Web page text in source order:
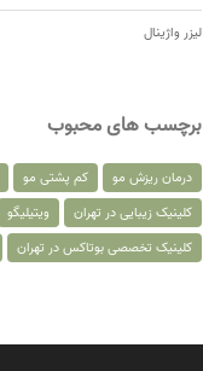
لیزر واژینال
برچسب های محبوب
درمان ریزش مو کم پشتی مو
کلینیک زیبایی در تهران
ویتیلیگو
کلینیک تخصصی بوتاکس در تهران